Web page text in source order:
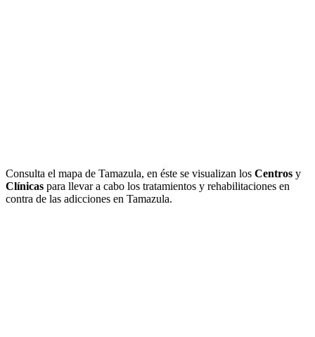
Consulta el mapa de Tamazula, en éste se visualizan los Centros y
Clínicas para llevar a cabo los tratamientos y rehabilitaciones en
contra de las adicciones en Tamazula.